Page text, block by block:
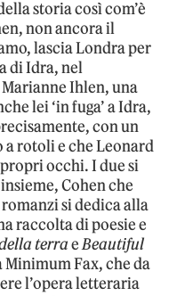
storia così com’è
non ancora il
lascia Londra per
di Idra, nel
Ihlen, una
lei ‘in fuga’ a Idra,
con un
rotoli e che Leonard
occhi. I due si
Cohen che
si dedica alla
raccolta di poesie e
terraeBeautiful
Fax, che da
l’opera letteraria